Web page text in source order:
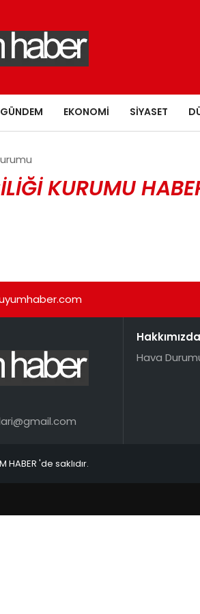
GÜNDEM EKONOMI SIYASET
KURUMU
Hakkımızda
Hava
'de saklıdır.